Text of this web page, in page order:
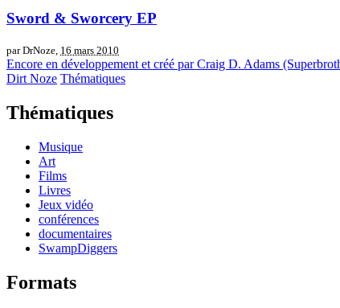
Sword & Sworcery EP
par DrNoze, 16 mars 2010
Encore en développement et créé par Craig D. Adams
Dirt Noze Thématiques
Thématiques
Musique
Art
Films
Livres
Jeux vidéo
conférences
documentaires
SwampDiggers
Formats